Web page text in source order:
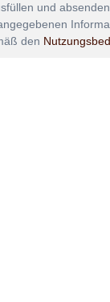
und
den